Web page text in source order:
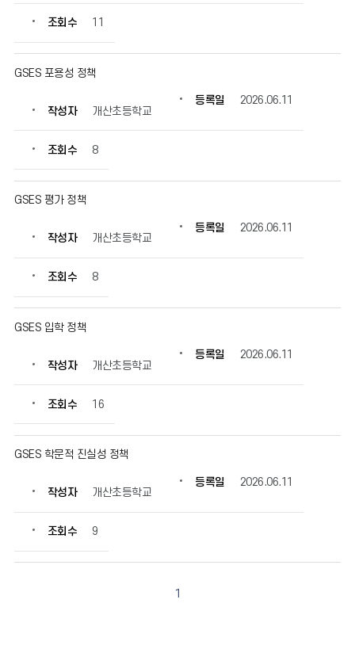
조회수 11
GSES 포용성 정책
작성자 개산초등학교
등록일 2026.06.11
조회수 8
GSES 평가 정책
작성자 개산초등학교
등록일 2026.06.11
조회수 8
GSES 입학 정책
작성자 개산초등학교
등록일 2026.06.11
조회수 16
GSES 학문적 진실성 정책
작성자 개산초등학교
등록일 2026.06.11
조회수 9
1